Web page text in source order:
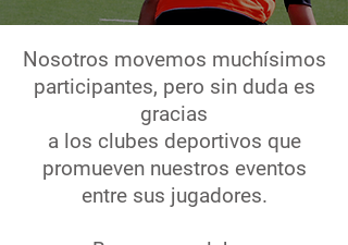
Nosotros movemos muchísimos
participantes, pero sin duda es
gracias
a los clubes deportivos que
promueven nuestros eventos
entre sus jugadores.